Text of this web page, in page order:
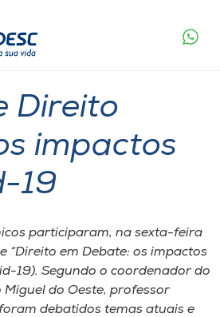
Direito
impactos
19
participaram, na sexta-feira
“Direito em Debate: os impactos
19). Segundo o coordenador do
Miguel do Oeste, professor
debatidos temas atuais e